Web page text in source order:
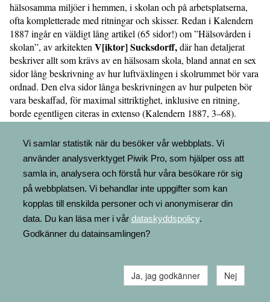
hälsosamma miljöer i hemmen, i skolan och på arbetsplatserna,
ofta kompletterade med ritningar och skisser. Redan i Kalendern
1887 ingår en väldigt lång artikel (65 sidor!) om ”Hälsovården i
skolan”, av arkitekten V[iktor] Sucksdorff,där han detaljerat
beskriver allt som krävs av en hälsosam skola, bland annat en sex
sidor lång beskrivning av hur luftväxlingen i skolrummet bör vara
ordnad. Den elva sidor långa beskrivningen av hur pulpeten bör
vara beskaffad, för maximal sittriktighet, inklusive en ritning,
borde egentligen citeras in extenso (Kalendern 1887, 3–68).
Vi samlar statistik när du besöker vår webbplats. Vi
använder analysverktyget Piwik Pro, som hjälper oss att
samla in, analysera och förstå hur våra besökare rör sig
på webbplatsen. Vi behandlar inte uppgifter som kan
kopplas till enskilda personer och vi anonymiserar din
data. Du kan läsa mer i vår dataskyddspolicy.
Godkänner du datainsamlingen?
Ja, jag godkänner Nej